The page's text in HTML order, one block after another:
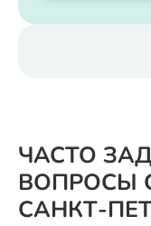
ЧАСТО
ВОПРОСЫ
САНКТ-